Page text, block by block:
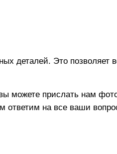
деталей. Это позволяет
можете прислать нам
ответим на все ваши